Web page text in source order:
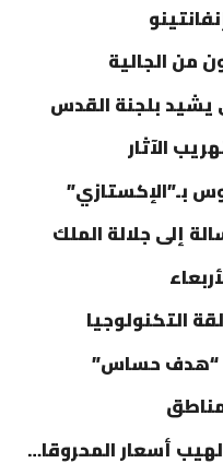
يشيد بلجنة القدس
الآثار
بـ”الإكستازي”
إلى جلالة الملك
التكنولوجيا
“هدف حساس”
أسعار المحروقات؟